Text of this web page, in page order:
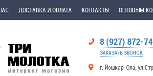
ДОСТАВКА И ОПЛАТА КОНТАКТЫ ОПТОВЫМ
8 (927) 872-
ЗАКАЗАТЬ ЗВОНОК
г. Йошкар-Ола,